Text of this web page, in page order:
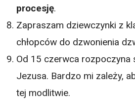
procesję.
Zapraszam dziewczynki z
chłopców do dzwonienia
Od 15 czerwca rozpoczyna
Jezusa. Bardzo mi zależy,
tej modlitwie.